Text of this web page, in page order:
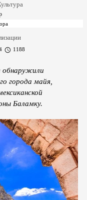
1188
обнаружили
города майя,
Баламку.